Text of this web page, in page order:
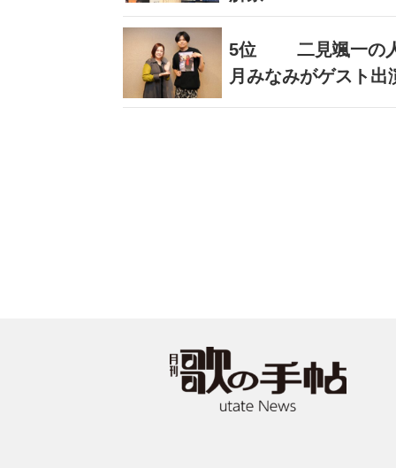
5位
二見颯一の
月みなみがゲスト出